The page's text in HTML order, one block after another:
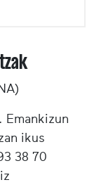
Emankizun
ikus
38 70